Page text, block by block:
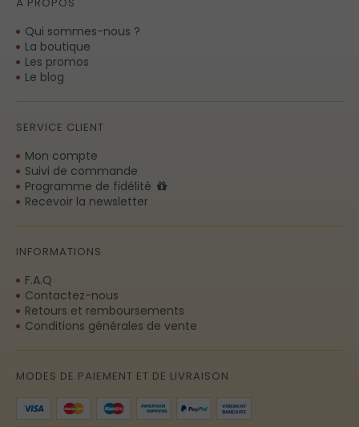
Qui sommes-nous ?
La boutique
Les promos
Le blog
SERVICE CLIENT
Mon compte
Suivi de commande
Programme de fidélité
Recevoir la newsletter
INFORMATIONS
F.A.Q
Contactez-nous
Retours et remboursements
Conditions générales de vente
MODES DE PAIEMENT ET DE LIVRAISON